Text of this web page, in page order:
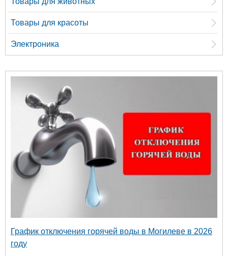
Товары для красоты
Электроника
График отключения горячей воды в Могилеве в 2026
году